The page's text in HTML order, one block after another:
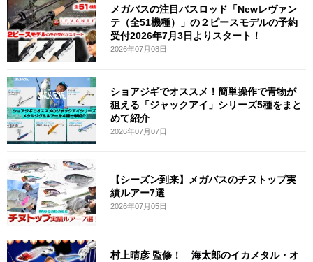
メガバスの注目バスロッド「Newレヴァン
テ（全51機種）」の２ピースモデルの予約
受付2026年7月3日よりスタート！
2026年07月08日
ショアジギでオススメ！簡単操作で青物が
狙える「ジャックアイ」シリーズ5種をまと
めて紹介
2026年07月07日
【シーズン到来】メガバスのチヌトップ実
績ルアー7選
2026年07月05日
村上晴彦 監修！ 海太郎のイカメタル・オ